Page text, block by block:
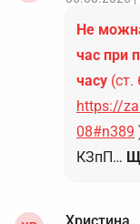
Не
час при
часу (ст.
https://
08#n389
КЗпП…